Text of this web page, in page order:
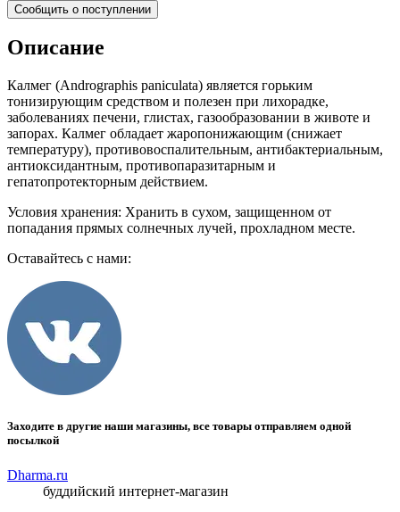
Сообщить о поступлении
Описание
Калмег (Andrographis paniculata) является горьким
тонизирующим средством и полезен при лихорадке,
заболеваниях печени, глистах, газообразовании в животе и
запорах. Калмег обладает жаропонижающим (снижает
температуру), противовоспалительным, антибактериальным,
антиоксидантным, противопаразитарным и
гепатопротекторным действием.
Условия хранения: Хранить в сухом, защищенном от
попадания прямых солнечных лучей, прохладном месте.
Оставайтесь с нами:
Заходите в другие наши магазины, все товары отправляем одной
посылкой
Dharma.ru
буддийский интернет-магазин